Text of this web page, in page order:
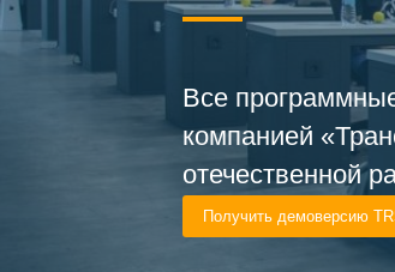
Все
компанией
отечественной
Получить демоверсию